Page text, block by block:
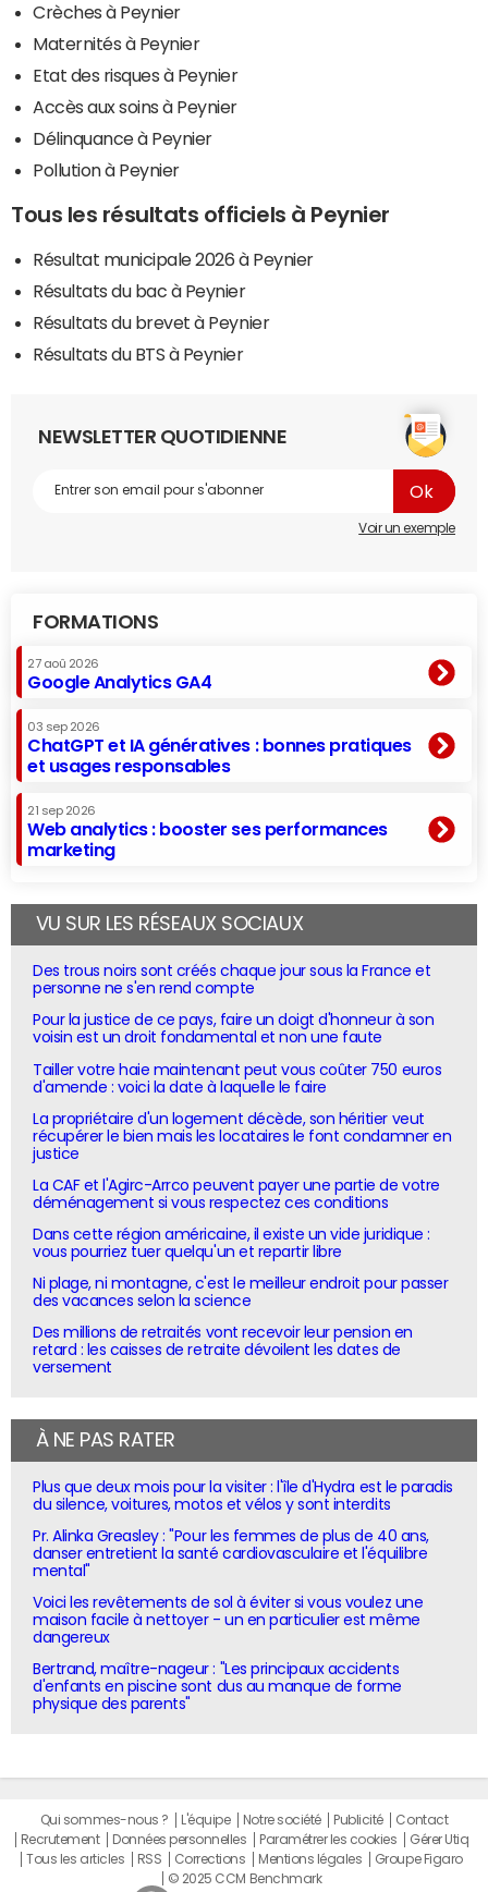
Crèches à Peynier
Maternités à Peynier
Etat des risques à Peynier
Accès aux soins à Peynier
Délinquance à Peynier
Pollution à Peynier
Tous les résultats officiels à Peynier
Résultat municipale 2026 à Peynier
Résultats du bac à Peynier
Résultats du brevet à Peynier
Résultats du BTS à Peynier
NEWSLETTER QUOTIDIENNE
Voir un exemple
FORMATIONS
27 aoû 2026
Google Analytics GA4
03 sep 2026
ChatGPT et IA génératives : bonnes pratiques
et usages responsables
21 sep 2026
Web analytics : booster ses performances
marketing
VU SUR LES RÉSEAUX SOCIAUX
Des trous noirs sont créés chaque jour sous la France et
personne ne s'en rend compte
Pour la justice de ce pays, faire un doigt d'honneur à son
voisin est un droit fondamental et non une faute
Tailler votre haie maintenant peut vous coûter 750 euros
d'amende : voici la date à laquelle le faire
La propriétaire d'un logement décède, son héritier veut
récupérer le bien mais les locataires le font condamner en
justice
La CAF et l'Agirc-Arrco peuvent payer une partie de votre
déménagement si vous respectez ces conditions
Dans cette région américaine, il existe un vide juridique :
vous pourriez tuer quelqu'un et repartir libre
Ni plage, ni montagne, c'est le meilleur endroit pour passer
des vacances selon la science
Des millions de retraités vont recevoir leur pension en
retard : les caisses de retraite dévoilent les dates de
versement
À NE PAS RATER
Plus que deux mois pour la visiter : l'île d'Hydra est le paradis
du silence, voitures, motos et vélos y sont interdits
Pr. Alinka Greasley : "Pour les femmes de plus de 40 ans,
danser entretient la santé cardiovasculaire et l'équilibre
mental"
Voici les revêtements de sol à éviter si vous voulez une
maison facile à nettoyer - un en particulier est même
dangereux
Bertrand, maître-nageur : "Les principaux accidents
d'enfants en piscine sont dus au manque de forme
physique des parents"
Qui sommes-nous ? L'équipe Notre société Publicité
Contact
Recrutement
Données personnelles Paramétrer les cookies
Gérer Utiq
Tous les articles
RSS Corrections Mentions légales
Groupe Figaro
© 2025 CCM Benchmark